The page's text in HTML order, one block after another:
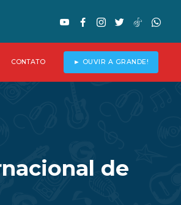
CONTATO ► OUVIR A GRANDE!
de